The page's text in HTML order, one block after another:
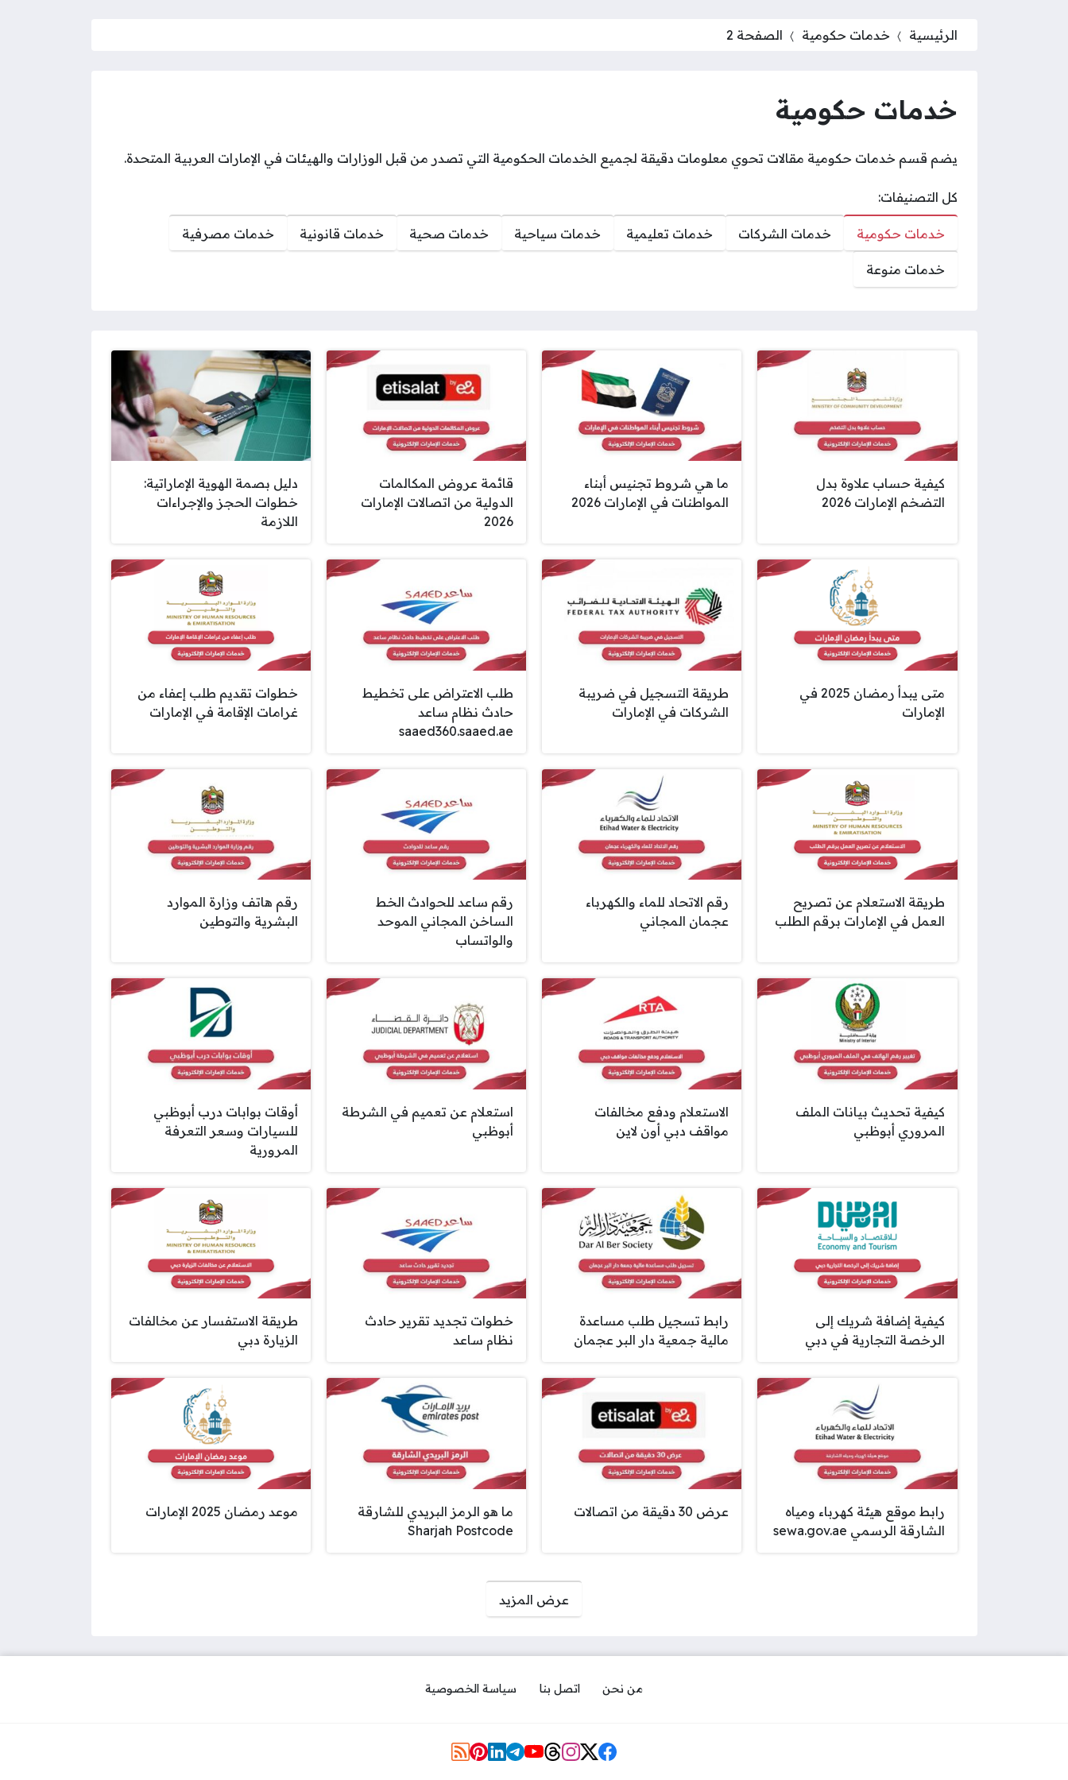
الرئيسية خدمات حكومية الصفحة 2
خدمات حكومية
يضم قسم خدمات حكومية مقالات تحوي معلومات دقيقة لجميع الخدمات الحكومية التي تصدر من قبل الوزارات والهيئات في الإمارات العربية المتحدة.
كل التصنيفات:
خدمات الشركات خدمات تعليمية خدمات حكومية خدمات سياحية خدمات صحية خدمات قانونية خدمات مصرفية
خدمات منوعة
كيفية حساب علاوة بدل
التضخم الإمارات 2026
ما هي شروط تجنيس أبناء
المواطنات في الإمارات 2026
قائمة عروض المكالمات
الدولية من اتصالات الإمارات
2026
دليل بصمة الهوية الإماراتية:
خطوات الحجز والإجراءات
اللازمة
متى يبدأ رمضان 2025 في
الإمارات
طريقة التسجيل في ضريبة
الشركات في الإمارات
طلب الاعتراض على تخطيط
حادث نظام ساعد
saaed360.saaed.ae
خطوات تقديم طلب إعفاء من
غرامات الإقامة في الإمارات
طريقة الاستعلام عن تصريح
العمل في الإمارات برقم الطلب
رقم الاتحاد للماء والكهرباء
عجمان المجاني
رقم ساعد للحوادث الخط
الساخن المجاني الموحد
والواتساب
رقم هاتف وزارة الموارد
البشرية والتوطين
كيفية تحديث بيانات الملف
المروري أبوظبي
الاستعلام ودفع مخالفات
مواقف دبي أون لاين
استعلام عن تعميم في الشرطة
أبوظبي
أوقات بوابات درب أبوظبي
للسيارات وسعر التعرفة
المرورية
كيفية إضافة شريك إلى
الرخصة التجارية في دبي
رابط تسجيل طلب مساعدة
مالية جمعية دار البر عجمان
خطوات تجديد تقرير حادث
نظام ساعد
طريقة الاستفسار عن مخالفات
الزيارة دبي
رابط موقع هيئة كهرباء ومياه
الشارقة الرسمي sewa.gov.ae
عرض 30 دقيقة من اتصالات
ما هو الرمز البريدي للشارقة
Sharjah Postcode
موعد رمضان 2025 الإمارات
عرض المزيد
من نحن اتصل بنا سياسة الخصوصية
مواقع التواصل